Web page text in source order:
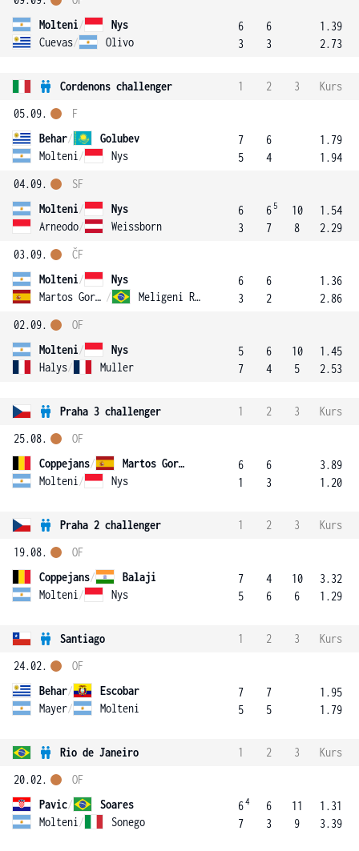
Molteni/
Nys
Cuevas/ Olivo
6
3
6
3
1.39
2.73
Cordenons challenger 1 2 3
Kurs
05.09.
Behar/
Golubev
Molteni / Nys
F
7
5
6
4
1.79
1.94
04.09.
Molteni/
Nys
Arneodo/ Weissborn
SF
6
3
6 5
7
10
8
1.54
2.29
03.09.
Molteni/
Nys
Martos Gornes / Meligeni Rodrigues Alves
ČF
6
3
6
2
1.36
2.86
02.09.
Molteni/
Nys
Halys/ Muller
OF
5
7
6
4
10
5
1.45
2.53
Praha 3 challenger 1 2 3
Kurs
25.08.
Coppejans/
Martos Gornes
Molteni / Nys
OF
6
1
6
3
3.89
1.20
Praha 2 challenger 1 2 3
Kurs
19.08.
Coppejans/
Balaji
Molteni / Nys
OF
7
5
4
6
10
6
3.32
1.29
Santiago 1 2 3
Kurs
24.02.
Behar/
Escobar
Mayer/ Molteni
OF
7
5
7
5
1.95
1.79
Rio de Janeiro 1 2 3
Kurs
20.02.
Pavic/
Soares
Molteni / Sonego
OF
64
7
6
3
11
9
1.31
3.39